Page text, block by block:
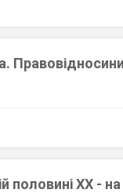
половині ХХ -